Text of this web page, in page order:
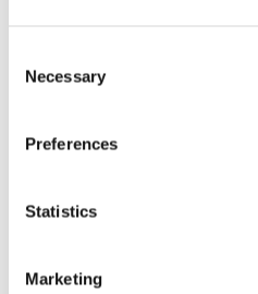
Necessary
Preferences
Statistics
Marketing
Ik heb een Wasstraatpas
website. Je krijgt dan
tegelijkertijd als